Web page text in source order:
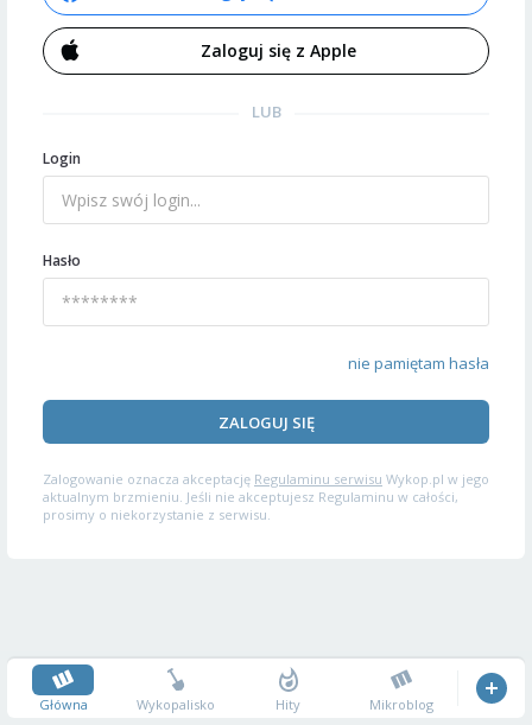
Zaloguj się z Apple
LUB
Login
Hasło
nie pamiętam hasła
ZALOGUJ SIĘ
Zalogowanie oznacza akceptację Regulaminu serwisu Wykop.pl w jego
aktualnym brzmieniu. Jeśli nie akceptujesz Regulaminu w całości,
prosimy o niekorzystanie z serwisu.
Główna Wykopalisko Hity Mikroblog